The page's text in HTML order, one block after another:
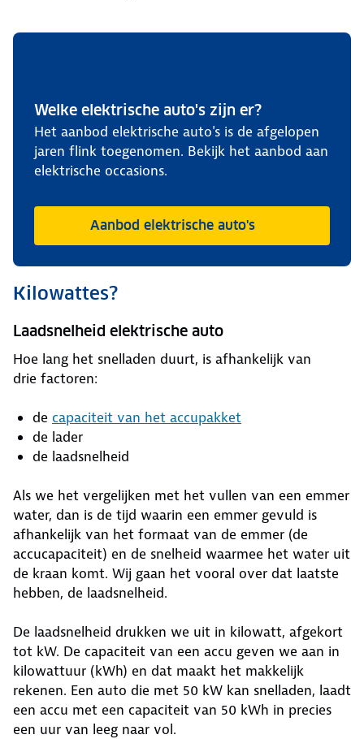
Welke elektrische auto's zijn er?
Het aanbod elektrische auto's is de afgelopen
jaren flink toegenomen. Bekijk het aanbod aan
elektrische occasions.
Aanbod elektrische auto's
Kilowattes?
Laadsnelheid elektrische auto
Hoe lang het snelladen duurt, is afhankelijk van
drie factoren:
de capaciteit van het accupakket
de lader
de laadsnelheid
Als we het vergelijken met het vullen van een emmer
water, dan is de tijd waarin een emmer gevuld is
afhankelijk van het formaat van de emmer (de
accucapaciteit) en de snelheid waarmee het water uit
de kraan komt. Wij gaan het vooral over dat laatste
hebben, de laadsnelheid.
De laadsnelheid drukken we uit in kilowatt, afgekort
tot kW. De capaciteit van een accu geven we aan in
kilowattuur (kWh) en dat maakt het makkelijk
rekenen. Een auto die met 50 kW kan snelladen, laadt
een accu met een capaciteit van 50 kWh in precies
een uur van leeg naar vol.